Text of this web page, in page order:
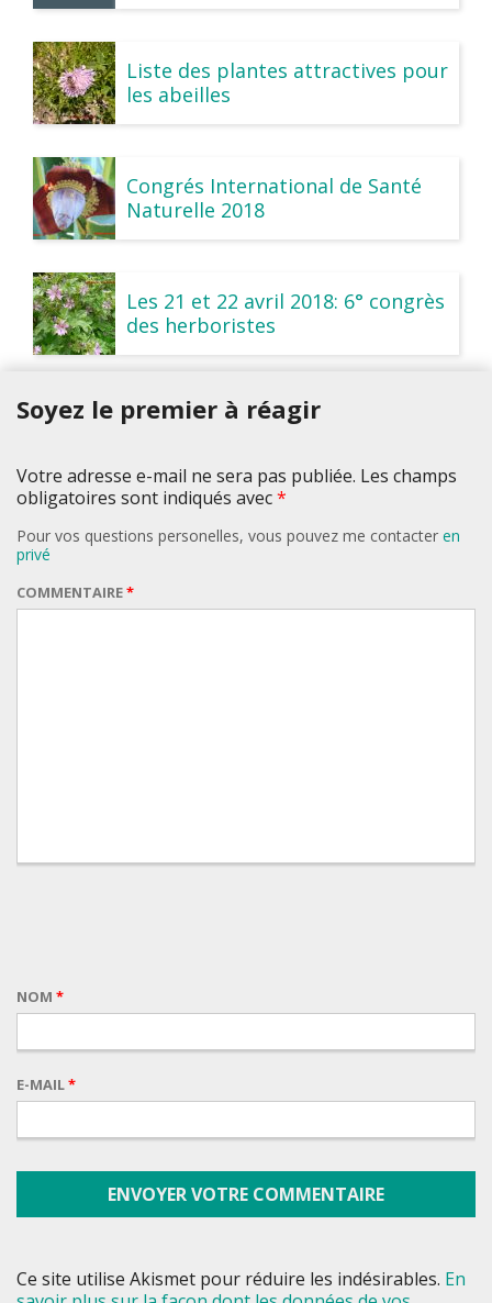
Liste des plantes attractives pour
les abeilles
Congrés International de Santé
Naturelle 2018
Les 21 et 22 avril 2018: 6° congrès
des herboristes
Soyez le premier à réagir
Votre adresse e-mail ne sera pas publiée. Les champs
obligatoires sont indiqués avec*
Pour vos questions personelles, vous pouvez me contacter en
privé
COMMENTAIRE*
NOM *
E-MAIL*
Ce site utilise Akismet pour réduire les indésirables. En